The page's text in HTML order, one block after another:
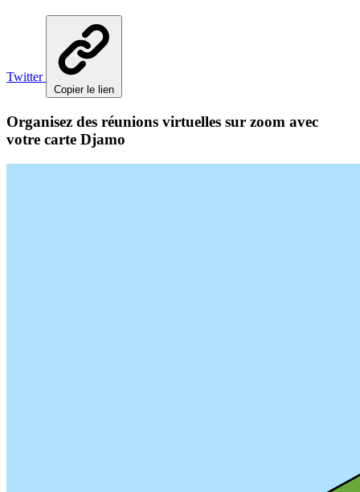
Twitter
Copier le lien
Organisez des réunions virtuelles sur zoom avec
votre carte Djamo